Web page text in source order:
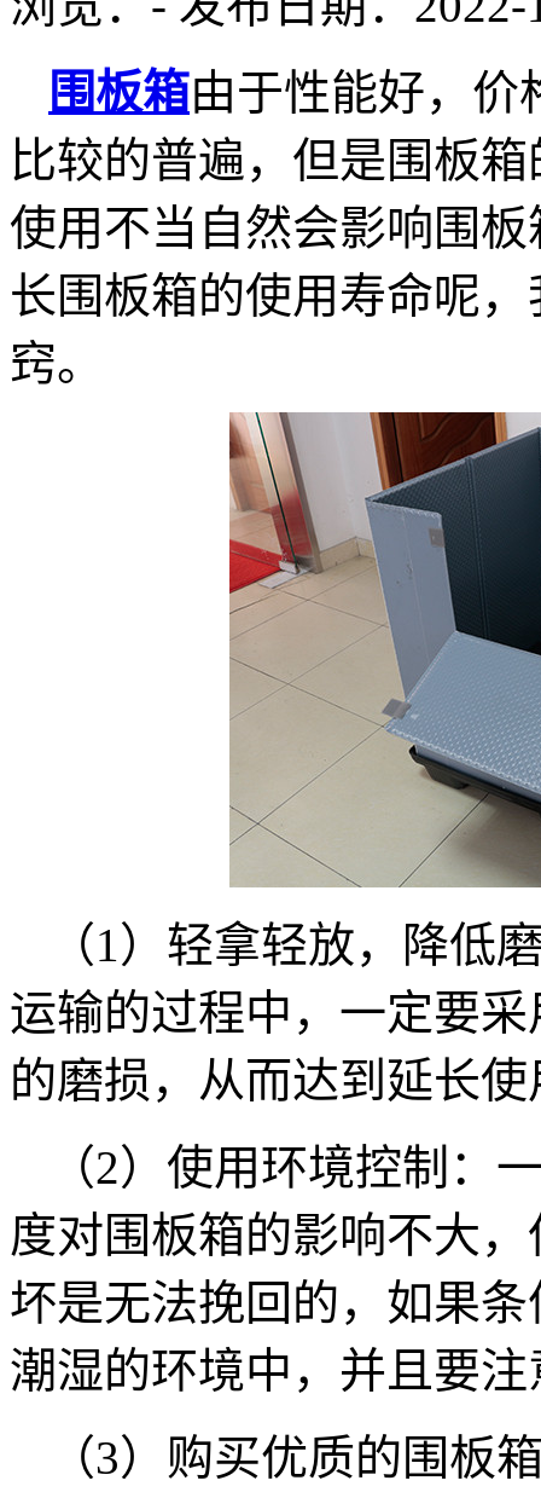
围板箱由于性能好，价
比较的普遍，但是围板
使用不当自然会影响围
长围板箱的使用寿命呢
窍。
（1）轻拿轻放，降低
运输的过程中，一定要
的磨损，从而达到延长
（2）使用环境控制：
度对围板箱的影响不大
坏是无法挽回的，如果
潮湿的环境中，并且要
（3）购买优质的围板